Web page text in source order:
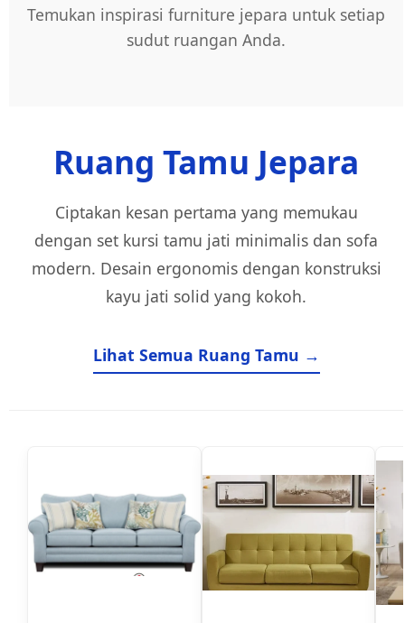
Temukan inspirasi furniture jepara untuk setiap
sudut ruangan Anda.
Ruang Tamu Jepara
Ciptakan kesan pertama yang memukau
dengan set kursi tamu jati minimalis dan sofa
modern. Desain ergonomis dengan konstruksi
kayu jati solid yang kokoh.
Lihat Semua Ruang Tamu →